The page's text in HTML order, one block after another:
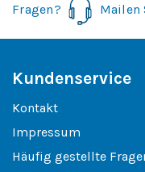
Fragen? Mailen
Kundenservice
Kontakt
Impressum
Häufig gestellte